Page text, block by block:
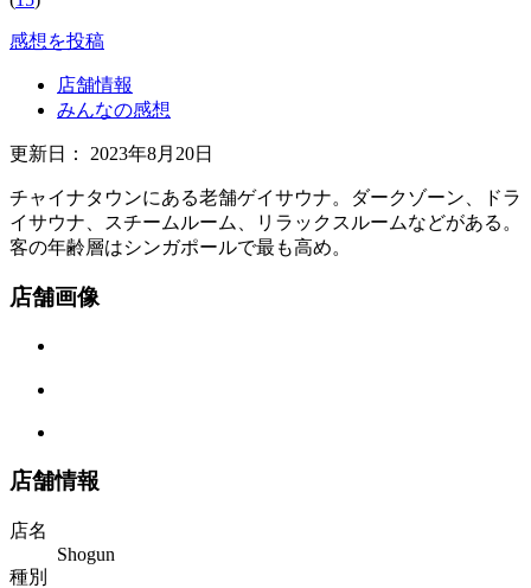
感想を投稿
店舗情報
みんなの感想
更新日： 2023年8月20日
チャイナタウンにある老舗ゲイサウナ。ダークゾーン、ドラ
イサウナ、スチームルーム、リラックスルームなどがある。
客の年齢層はシンガポールで最も高め。
店舗画像
店舗情報
店名
Shogun
種別